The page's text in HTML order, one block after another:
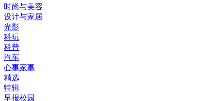
时尚与美容
设计与家居
光影
科玩
科普
汽车
心事家事
精选
特辑
早报校园